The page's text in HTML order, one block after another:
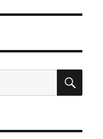
搜